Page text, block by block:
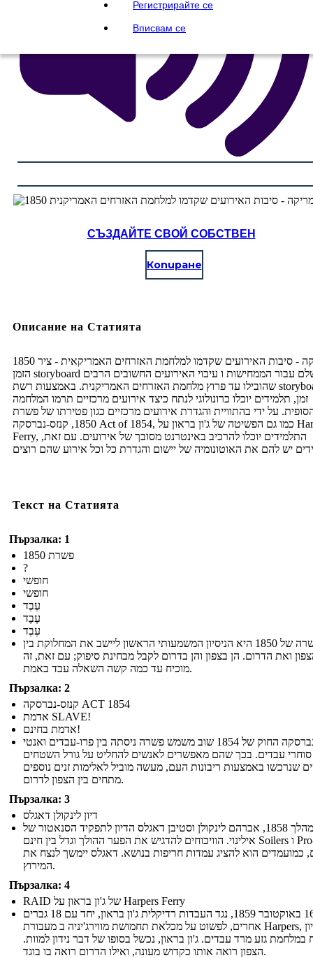
Регистрирайте се
Вписвам се
СЪЗДАЙТЕ СВОЙ СОБСТВЕН
Копиране
Описание на Статията
1850 אמריקה - סיבות האירועים שקדמו למלחמת האזרחים האמריקאית - ציר
הזמן storyboard מושלם עבור הממחישות ו עיבוי האירועים החשובים הרבים
שהובילו עד פרוץ מלחמת האזרחים האמריקנית. באמצעות רשת storyboard ציר
זמן, תלמידים יוכלו כרונולוגי לנתח כיצד אירועים מרכזיים תרמו המלחמה
על ידי בהתוויית והגדרת אירועים מרכזיים כגון פטירתו של פשרת
1850, קנזס-נברסקה Act of 1854, כמו גם הפשיטה של ​​ג'ון בראון על Harpers
Ferry, התלמידים יוכלו להרכיב באינטרנט מסובך של אירועים. עם זאת,
Текст на Статията
Пързалка: 1
פשרת 1850
?
חופשי
חופשי
עֶבֶד
עֶבֶד
עֶבֶד
הפשרה של 1850 היא הניסיון המשמעותי הראשון ליישב את המחלוקת בין
ואת הדרום. הן בצפון והן בדרום לקבל מבחינת סיפוק; עם זאת, זה
מוכיח עד כמה קשה השאלה עבד באמת.
Пързалка: 2
קנזס-נברסקה ACT 1854
אדמת SLAVE!
אדמת בחינם!
קנזס-נברסקה החוק של 1854 שוב משמש פשרה ניסתה בין פרו-עבדים ואנטי
סוחרי עבדים. בכך שהם מאפשרים לאנשים להחליט על גורל השטחים
שנרכשו באמצעות ריבונות העם, מעשה מוביל לאלימות זנים נוספים
מתחים בין הצפון לדרום.
Пързалка: 3
דיון לינקולן דאגלס
במהלך 1858, אברהם לינקולן וסטיבן דאגלס הדיון לתפקיד הסנאטור של
אילינוי. הוויכוחים להדגיש את הפער ההולך וגדל בין חינם Soilers ו Pro-סוחרי
כמועמדים הוא להציג עמדות חריפות בנושא. דאגלס יימשך לנצח את
המירוץ.
Пързалка: 4
RAID של ג'ון בראון על Harpers Ferry
ב- 16 באוקטובר 1859, נגד העבדות רדיקלית ג'ון בראון, יחד עם 18 גברים
אחרים, לפשוט על מכלאת תחמושת מווירג'יניה ב מעבורת Harpers, בניסיון
במלחמת גזע מרד עבדים. ג'ון בראון, נכשל בסופו של דבר נידון למוות.
הצפון רואה אותו כקדוש מעונה, ואילו הדרום רואה בו בוגד.